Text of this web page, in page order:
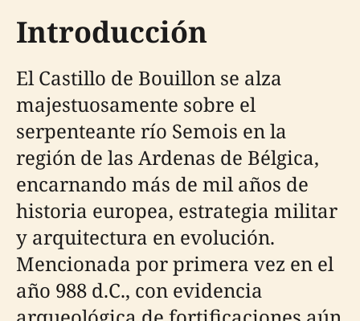
Introducción
El Castillo de Bouillon se alza
majestuosamente sobre el
serpenteante río Semois en la
región de las Ardenas de Bélgica,
encarnando más de mil años de
historia europea, estrategia militar
y arquitectura en evolución.
Mencionada por primera vez en el
año 988 d.C., con evidencia